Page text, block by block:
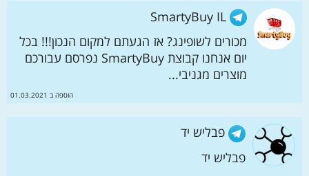
SmartyBuy IL
מכורים לשופינג? אז הגעתם למקום הנכון!!! בכל
יום אנחנו קבוצת SmartyBuy נפרסם עבורכם
מוצרים מגניבי...
הוספה ב 01.03.2021
פבליש יד ️
פבליש יד ️